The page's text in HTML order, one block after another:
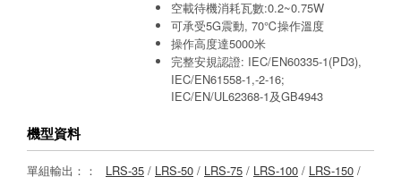
空載待機消耗瓦數:0.2~0.75W
可承受5G震動, 70℃操作溫度
操作高度達5000米
完整安規認證: IEC/EN60335-1(PD3),
IEC/EN61558-1,-2-16;
IEC/EN/UL62368-1及GB4943
機型資料
單組輸出：： LRS-35 / LRS-50 / LRS-75 / LRS-100 / LRS-150 /